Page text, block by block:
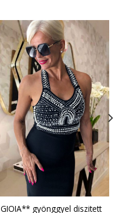
GIOIA** gyönggyel diszitett